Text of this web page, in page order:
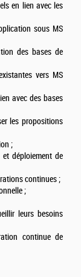
en lien avec les
sous MS
des bases de
vers MS
avec des bases
les propositions
;
déploiement de
continues ;
;
leurs besoins
continue de